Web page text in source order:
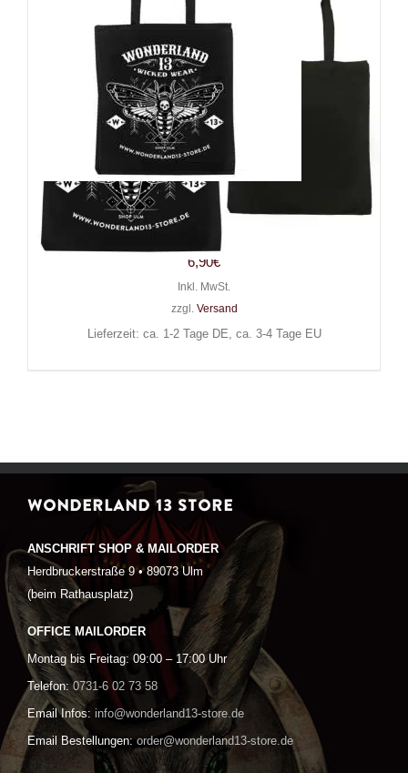
Wonderland 13 Stofftasche
Mystic Moth
6,90€
Inkl. MwSt.
zzgl. Versand
Lieferzeit: ca. 1-2 Tage DE, ca. 3-4 Tage EU
WONDERLAND 13 STORE
ANSCHRIFT SHOP & MAILORDER
Herdbruckerstraße 9 • 89073 Ulm
(beim Rathausplatz)
OFFICE MAILORDER
Montag bis Freitag: 09:00 – 17:00 Uhr
Telefon: 0731-6 02 73 58
Email Infos: info@wonderland13-store.de
Email Bestellungen: order@wonderland13-store.de